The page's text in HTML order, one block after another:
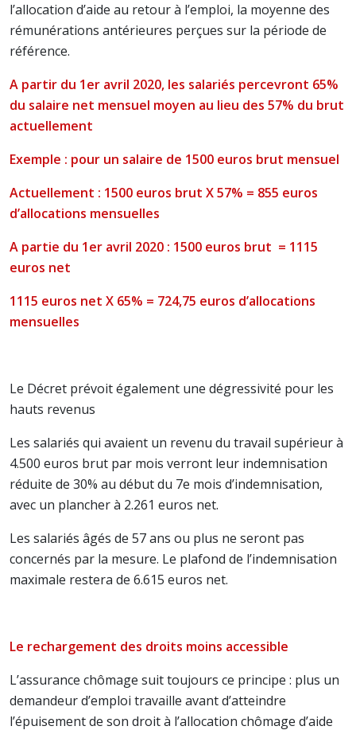
l’allocation d’aide au retour à l’emploi, la moyenne des
rémunérations antérieures perçues sur la période de
référence.
A partir du 1er avril 2020, les salariés percevront 65%
du salaire net mensuel moyen au lieu des 57% du brut
actuellement
Exemple : pour un salaire de 1500 euros brut mensuel
Actuellement : 1500 euros brut X 57% = 855 euros
d’allocations mensuelles
A partie du 1er avril 2020 : 1500 euros brut = 1115
euros net
1115 euros net X 65% = 724,75 euros d’allocations
mensuelles
Le Décret prévoit également une dégressivité pour les
hauts revenus
Les salariés qui avaient un revenu du travail supérieur à
4.500 euros brut par mois verront leur indemnisation
réduite de 30% au début du 7e mois d’indemnisation,
avec un plancher à 2.261 euros net.
Les salariés âgés de 57 ans ou plus ne seront pas
concernés par la mesure. Le plafond de l’indemnisation
maximale restera de 6.615 euros net.
Le rechargement des droits moins accessible
L’assurance chômage suit toujours ce principe : plus un
demandeur d’emploi travaille avant d’atteindre
l’épuisement de son droit à l’allocation chômage d’aide